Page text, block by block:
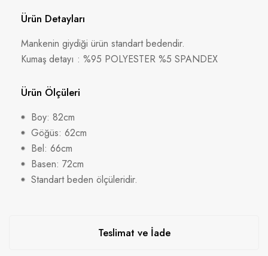
Ürün Detayları
Mankenin giydiği ürün standart bedendir.
Kumaş detayı : %95 POLYESTER %5 SPANDEX
Ürün Ölçüleri
Boy: 82cm
Göğüs: 62cm
Bel: 66cm
Basen: 72cm
Standart beden ölçüleridir.
Teslimat ve İade